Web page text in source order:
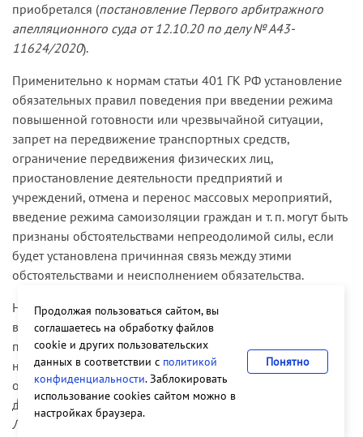
приобретался (постановление Первого арбитражного
апелляционного суда от 12.10.20 по делу № А43-
11624/2020).
Применительно к нормам статьи 401 ГК РФ установление
обязательных правил поведения при введении режима
повышенной готовности или чрезвычайной ситуации,
запрет на передвижение транспортных средств,
ограничение передвижения физических лиц,
приостановление деятельности предприятий и
учреждений, отмена и перенос массовых мероприятий,
введение режима самоизоляции граждан и т. п. могут быть
признаны обстоятельствами непреодолимой силы, если
будет установлена причинная связь между этими
обстоятельствами и неисполнением обязательства.
Например, если ответчик был фактически лишен
возможности добровольно удовлетворить требования
потребителя в результате действия обстоятельств
непреодолимой силы, то во взыскании штрафа с
ответчика за невыполнение требований потребителя в
добровольном порядке следует отказать (
Люберецкого городского суда Московской области от
Продолжая пользоваться сайтом, вы
соглашаетесь на обработку файлов
cookie и других пользовательских
данных в соответствии с политикой
конфиденциальности. Заблокировать
использование cookies сайтом можно в
настройках браузера.
Понятно